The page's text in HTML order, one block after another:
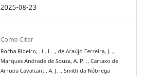
2025-08-23
Como Citar
Rocha Ribeiro, . L. L. ., de Araújo Ferreira, J. .,
Marques Andrade de Souza, A. P. ., Cartaxo de
Arruda Cavalcanti, A. J. ., Smith da Nóbrega